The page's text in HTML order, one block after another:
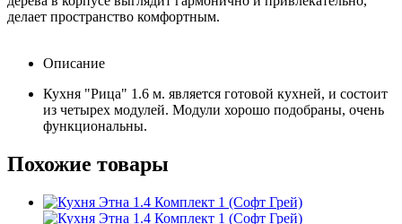
делает пространство комфортным.
Описание
Кухня "Рица" 1.6 м. является готовой кухней, и состоит
из четырех модулей. Модули хорошо подобраны, очень
функциональны.
Похожие товары